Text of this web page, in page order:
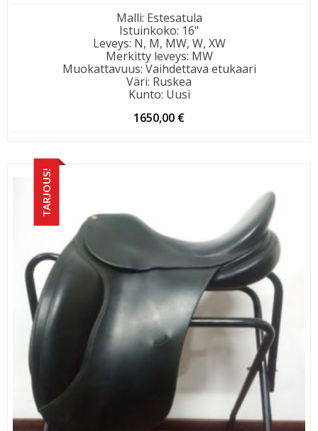
Malli: Estesatula
Istuinkoko: 16"
Leveys: N, M, MW, W, XW
Merkitty leveys: MW
Muokattavuus: Vaihdettava etukaari
Väri: Ruskea
Kunto: Uusi
1650,00 €
TARJOUS!